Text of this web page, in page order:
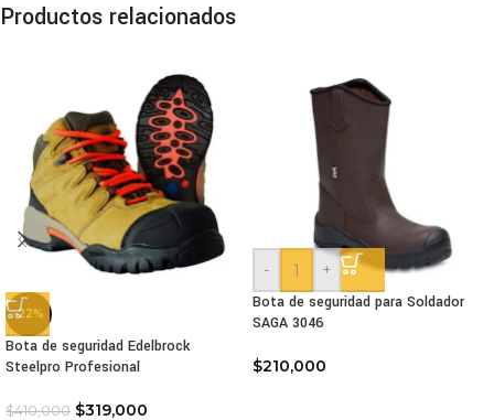
Productos relacionados
-22%
Bota de seguridad Edelbrock
Steelpro Profesional
$410,000 $319,000
-
+
Bota de seguridad para Soldador
SAGA 3046
$210,000